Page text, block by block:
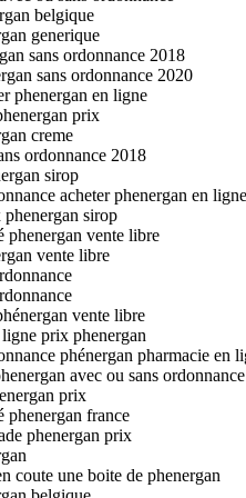
belgique
generique
sans ordonnance 2018
sans ordonnance 2020
phenergan en ligne
prix
creme
ordonnance 2018
sirop
acheter phenergan en ligne
sirop
phenergan vente libre
vente libre
vente libre
prix phenergan
phénergan pharmacie en
avec ou sans ordonnance
prix
phenergan france
phenergan prix
coute une boite de phenergan